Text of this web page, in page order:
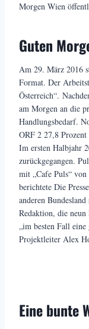
Morgen Wien
Guten
Am 29. März 2016
Format. Der
Österreich“.
am Morgen an die
Handlungsbedarf.
ORF 2 27,8
Im ersten Halbjahr
zurückgegangen.
mit „Cafe Puls“
berichtete Die
anderen
Redaktion, die
„im besten Fall
Projektleiter Alex
Eine bunte